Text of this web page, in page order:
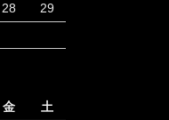
28
29
金
土